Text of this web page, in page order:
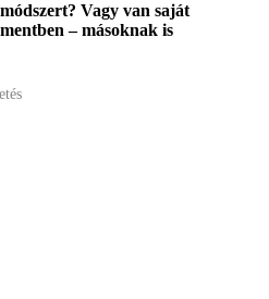
Vagy van saját
– másoknak is